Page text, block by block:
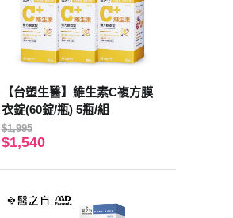
【台塑生醫】維生素C複方膜
衣錠(60錠/瓶) 5瓶/組
$1,995
$1,540